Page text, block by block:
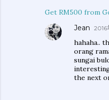
Get RM500 from
Jean 2016
hahaha..
orang
sungai
the next